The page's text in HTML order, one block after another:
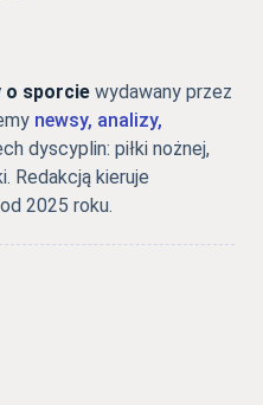
o sporcie wydawany przez
newsy, analizy,
dyscyplin: piłki nożnej,
Redakcją kieruje
2025 roku.